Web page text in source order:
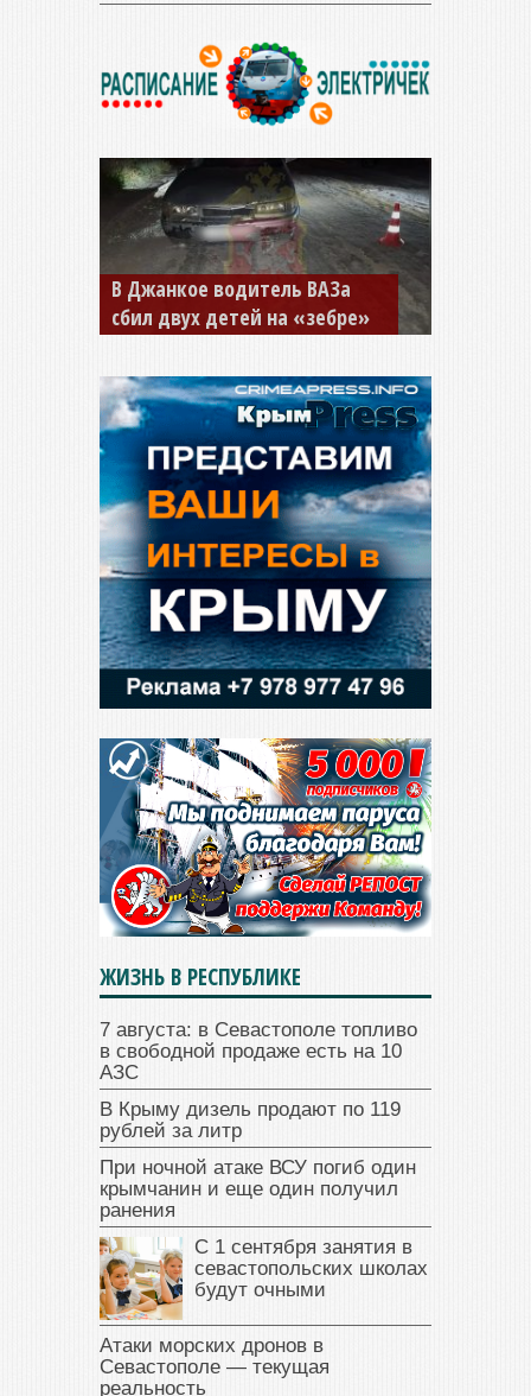
В Джанкое водитель ВАЗа
сбил двух детей на «зебре»
ЖИЗНЬ В РЕСПУБЛИКЕ
7 августа: в Севастополе топливо
в свободной продаже есть на 10
АЗС
В Крыму дизель продают по 119
рублей за литр
При ночной атаке ВСУ погиб один
крымчанин и еще один получил
ранения
С 1 сентября занятия в
севастопольских школах
будут очными
Атаки морских дронов в
Севастополе — текущая
реальность